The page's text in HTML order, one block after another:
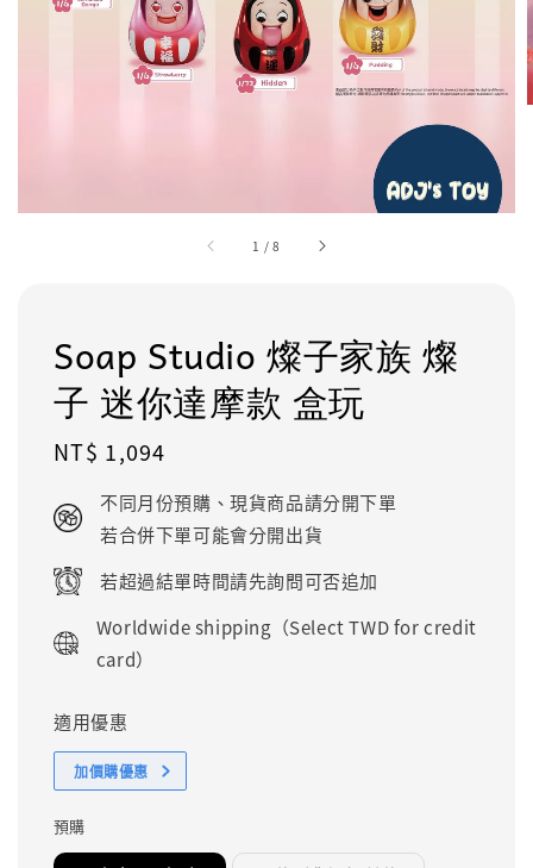
1 /8
Soap Studio 燦子家族 燦
子 迷你達摩款 盒玩
Regular
NT$ 1,094
不同月份預購、現貨商品請分開下單
若合併下單可能會分開出貨
若超過結單時間請先詢問可否追加
Worldwide shipping（Select TWD for credit
card）
適用優惠
加價購優惠
預購